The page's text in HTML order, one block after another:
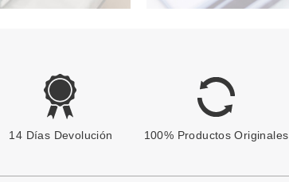
14 Días Devolución 100% Productos Originales